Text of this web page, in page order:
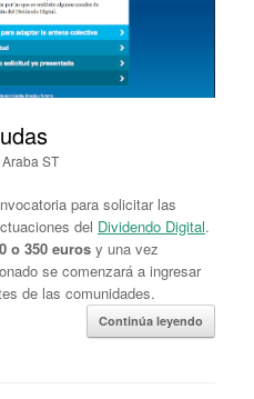
Araba ST
para solicitar las
del Dividendo Digital.
o 350 euros y una vez
se comenzará a ingresar
de las comunidades.
Continúa leyendo